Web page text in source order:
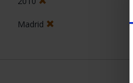
Madrid